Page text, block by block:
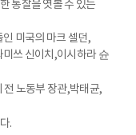
통찰을 엿볼 수 있는
미국의 마크 셀던,
쓰 신이치 ,이시하라 슌
전 노동부 장관,박태균,
.